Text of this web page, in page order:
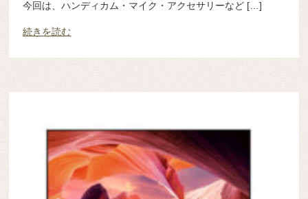
今回は、ハンディカム・マイク・アクセサリーなど […]
続きを読む